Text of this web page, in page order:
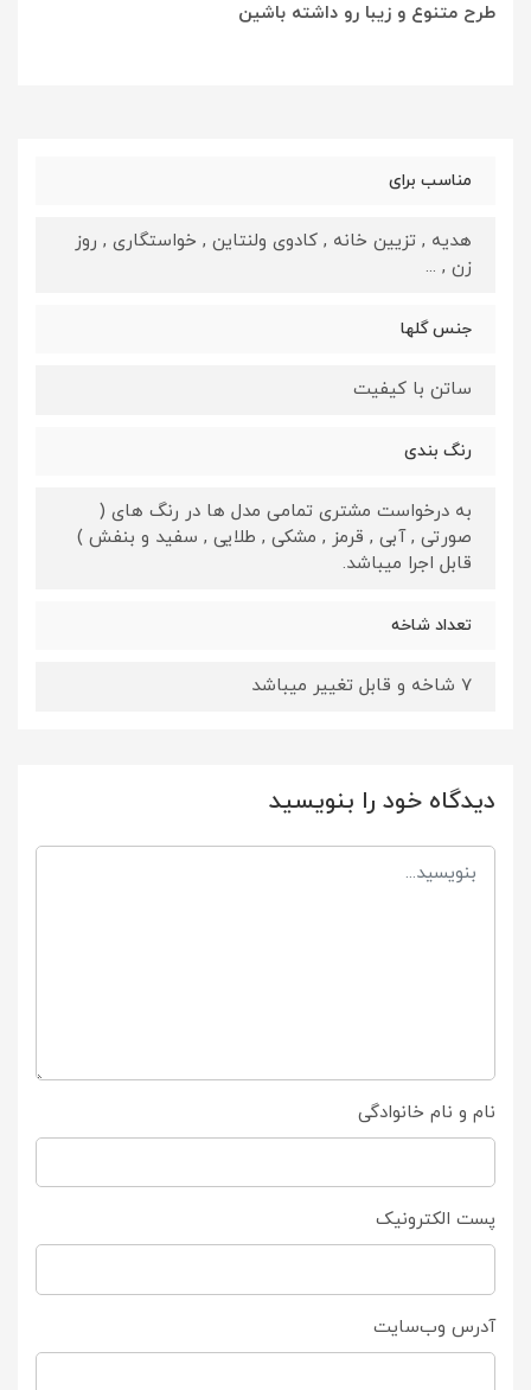
طرح متنوع و زیبا رو داشته باشین
مناسب برای
هدیه , تزیین خانه , کادوی ولنتاین , خواستگاری , روز
زن , ...
جنس گلها
ساتن با کیفیت
رنگ بندی
به درخواست مشتری تمامی مدل ها در رنگ های (
صورتی , آبی , قرمز , مشکی , طلایی , سفید و بنفش )
قابل اجرا میباشد.
تعداد شاخه
7 شاخه و قابل تغییر میباشد
دیدگاه خود را بنویسید
نام و نام خانوادگی
پست الکترونیک
آدرس وب‌سایت